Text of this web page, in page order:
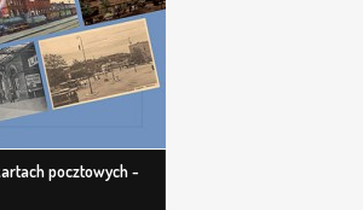
pocztowych -